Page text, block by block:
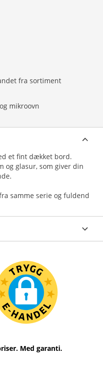
fra sortiment
mikroovn
et fint dækket bord.
og glasur, som giver din
samme serie og fuldend
Med garanti.